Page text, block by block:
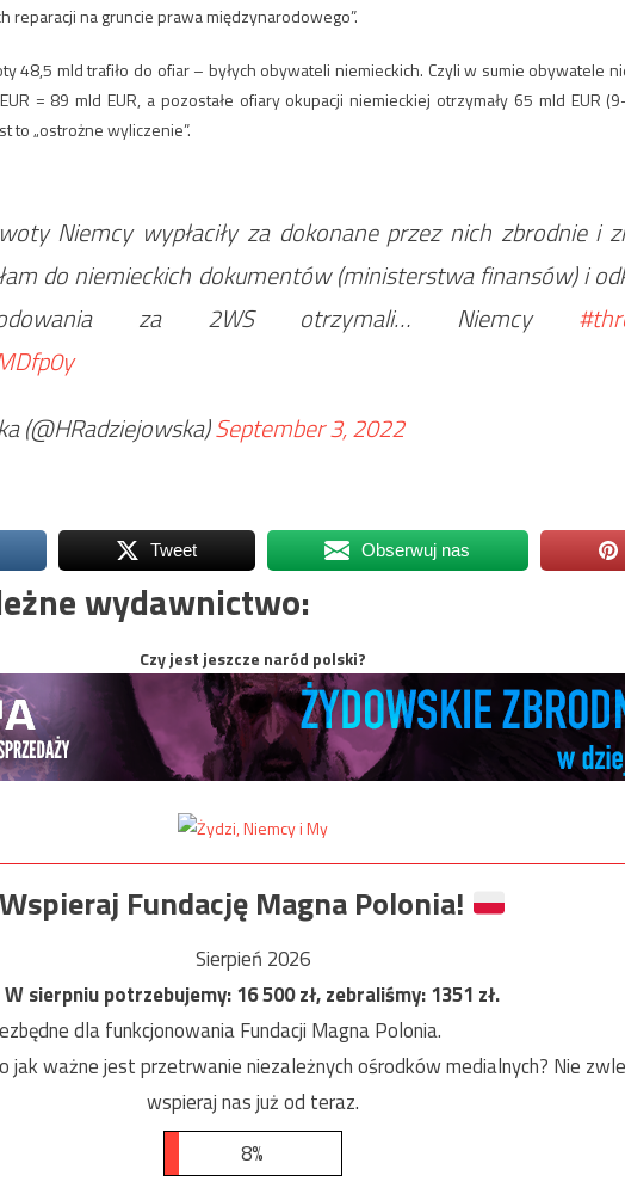
reparacji na gruncie prawa międzynarodowego”.
48,5 mld trafiło do ofiar – byłych obywateli niemieckich. Czyli w sumie obywatele
= 89 mld EUR, a pozostałe ofiary okupacji niemieckiej otrzymały 65 mld EUR
to „ostrożne wyliczenie”.
Niemcy wypłaciły za dokonane przez nich zbrodnie i
do niemieckich dokumentów (ministerstwa finansów) i
za 2WS otrzymali… Niemcy
(@HRadziejowska)September 3, 2022
Tweet Obserwuj nas
wydawnictwo:
Czy jest jeszcze naród polski?
Wspieraj Fundację Magna Polonia!
Sierpień 2026
W sierpniu potrzebujemy:16 500zł, zebraliśmy:1351 zł.
dla funkcjonowania Fundacji Magna Polonia.
jak ważne jest przetrwanie niezależnych ośrodków medialnych? Nie
wspieraj nas już od teraz.
8%